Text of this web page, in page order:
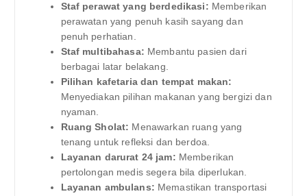
Staf perawat yang berdedikasi: Memberikan
perawatan yang penuh kasih sayang dan
penuh perhatian.
Staf multibahasa: Membantu pasien dari
berbagai latar belakang.
Pilihan kafetaria dan tempat makan:
Menyediakan pilihan makanan yang bergizi dan
nyaman.
Ruang Sholat: Menawarkan ruang yang
tenang untuk refleksi dan berdoa.
Layanan darurat 24 jam: Memberikan
pertolongan medis segera bila diperlukan.
Layanan ambulans: Memastikan transportasi